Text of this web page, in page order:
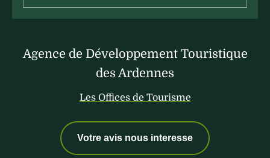
Agence de Développement Touristique
des Ardennes
Les Offices de Tourisme
Votre avis nous interesse